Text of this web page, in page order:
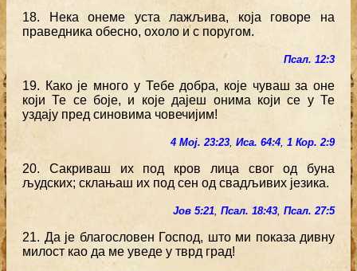
18. Нека онеме уста лажљива, која говоре на
праведника обесно, охоло и с поругом.
Псал. 12:3
19. Како је много у Тебе добра, које чуваш за оне
који Те се боје, и које дајеш онима који се у Те
уздају пред синовима човечијим!
4 Мој. 23:23, Иса. 64:4, 1 Кор. 2:9
20. Сакриваш их под кров лица свог од буна
људских; склањаш их под сен од свадљивих језика.
Јов 5:21, Псал. 18:43, Псал. 27:5
21. Да је благословен Господ, што ми показа дивну
милост као да ме уведе у тврд град!